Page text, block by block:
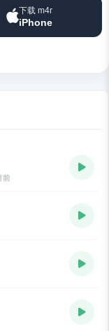
下载 m4r
iPhone
前